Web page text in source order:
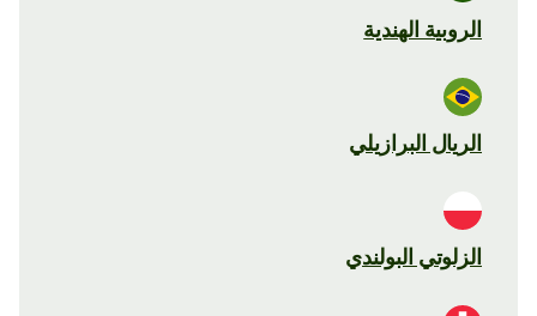
الروبية الهندية
الريال البرازيلي
الزلوتي البولندي